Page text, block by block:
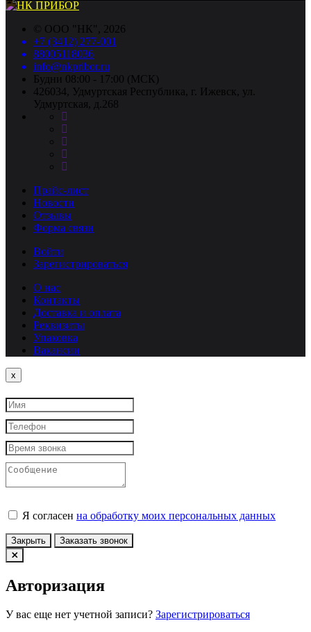
© ООО "НК", 2026
+7 (3412) 277-001
88005118036
info@nkpribor.ru
Будни 08:00 - 17:00 (МСК)
426034, Удмуртская Республика, г. Ижевск, ул.
Удмуртская, д.268
Прайс-лист
Новости
Отзывы
Форма связи
Войти
Зарегистрироваться
О нас
Контакты
Доставка и оплата
Реквизиты
Упаковка
Вакансии
x
Я согласен на обработку моих персональных данных
Закрыть Заказать звонок
Авторизация
У вас еще нет учетной записи? Зарегистрироваться